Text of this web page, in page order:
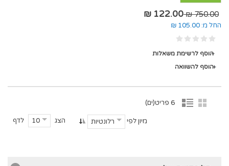
750.00 ₪
122.00 ₪
החל מ: 105.00 ₪
הוסף לרשימת משאלות
הוסף להשוואה
6 פריט(ים)
הצג 10 לדף מיון לפי רלונטיות